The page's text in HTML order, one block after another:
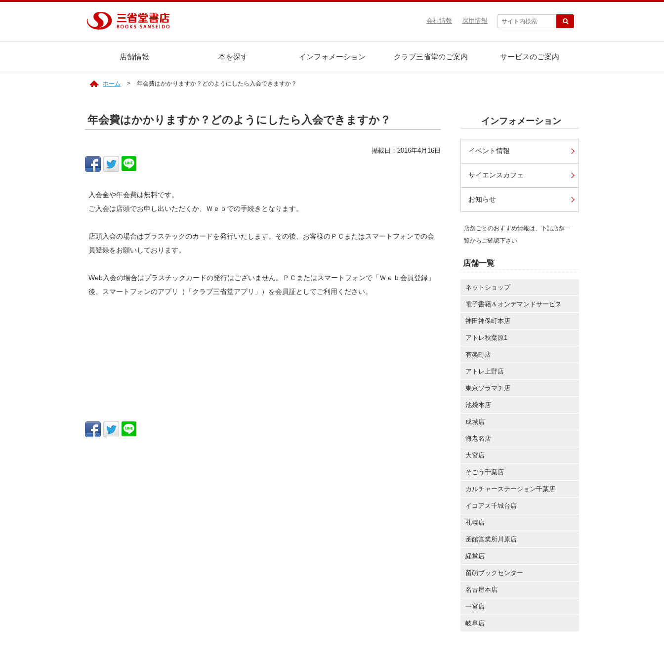
採用情報
会社情報
店舗情報 本を探す インフォメーション クラブ三省堂のご案内 サービスのご案内
ホーム 年会費はかかりますか？どのようにしたら入会できますか？
年会費はかかりますか？どのようにしたら入会できますか？
掲載日：2016年4月16日
入会金や年会費は無料です。
ご入会は店頭でお申し出いただくか、Ｗｅｂでの手続きとなります。
店頭入会の場合はプラスチックのカードを発行いたします。その後、お客様のＰＣまたはスマートフォンでの会
員登録をお願いしております。
Web入会の場合はプラスチックカードの発行はございません。ＰＣまたはスマートフォンで「Ｗｅｂ会員登録」
後、スマートフォンのアプリ（「クラブ三省堂アプリ」）を会員証としてご利用ください。
インフォメーション
イベント情報
サイエンスカフェ
お知らせ
店舗ごとのおすすめ情報は、下記店舗一
覧からご確認下さい
店舗一覧
ネットショップ
電子書籍＆オンデマンドサービス
神田神保町本店
アトレ秋葉原1
有楽町店
アトレ上野店
東京ソラマチ店
池袋本店
成城店
海老名店
大宮店
そごう千葉店
カルチャーステーション千葉店
イコアス千城台店
札幌店
函館営業所川原店
経堂店
留萌ブックセンター
名古屋本店
一宮店
岐阜店